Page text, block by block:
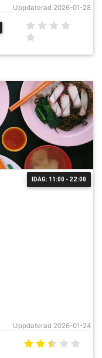
Uppdaterad 2026-01-28
IDAG: 11:00 - 22:00
Uppdaterad 2026-01-24